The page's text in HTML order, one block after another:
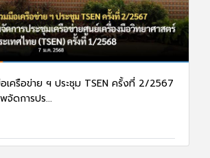
ครือข่าย ฯ ประชุม TSEN ครั้งที่ 2/2567
จัดการปร...